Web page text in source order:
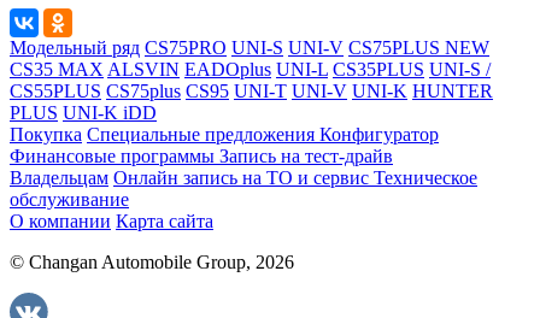
Модельный ряд CS75PRO UNI-S UNI-V CS75PLUS NEW
CS35 MAX ALSVIN EADOplus UNI-L CS35PLUS UNI-S /
CS55PLUS CS75plus CS95 UNI-T UNI-V UNI-K HUNTER
PLUS UNI-K iDD
Покупка Специальные предложения Конфигуратор
Финансовые программы Запись на тест-драйв
Владельцам Онлайн запись на ТО и сервис Техническое
обслуживание
О компании Карта сайта
© Changan Automobile Group, 2026